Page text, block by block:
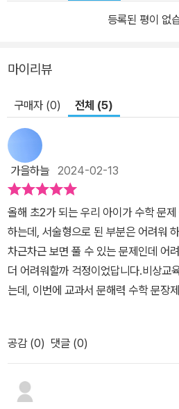
등록된 평이 없
마이리뷰
구매자 (0) 전체 (5)
가을하늘 2024-02-13
올해 초2가 되는 우리 아이가 수학 문
하는데, 서술형으로 된 부분은 어려워
차근차근 보면 풀 수 있는 문제인데 어
더 어려워할까 걱정이었답니다.비상교
는데, 이번에 교과서 문해력 수학 문장
해 2학년이 되지만, 1학년 부분을 다시
것으로 신청했어요.​​요즘 아이들 교재 표
너무 귀여워요. 연산부호들이 짐을 이
지만, 게임을 시작하는 듯한 느낌으로
공감 (0) 댓글 (0)